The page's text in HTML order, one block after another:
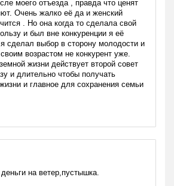
моего отъезда , правда что ценят
Очень жалко её да и женский
. Но она когда то сделала свой
и был вне конкуренции я её
сделал выбор в сторону молодости и
возрастом не конкурент уже.
жизни действует второй совет
и длительно чтобы получать
и главное для сохранения семьи
на ветер,пустышка.